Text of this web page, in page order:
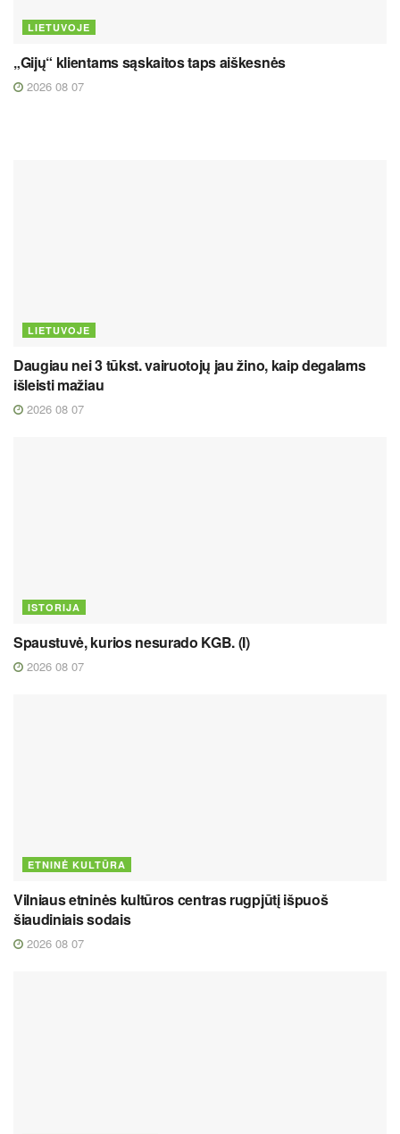
LIETUVOJE
„Gijų“ klientams sąskaitos taps aiškesnės
2026 08 07
LIETUVOJE
Daugiau nei 3 tūkst. vairuotojų jau žino, kaip degalams
išleisti mažiau
2026 08 07
ISTORIJA
Spaustuvė, kurios nesurado KGB. (I)
2026 08 07
ETNINĖ KULTŪRA
Vilniaus etninės kultūros centras rugpjūtį išpuoš
šiaudiniais sodais
2026 08 07